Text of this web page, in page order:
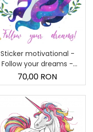
Sticker motivational -
Follow your dreams -
Inorog - 60x60 cm
70,00 RON